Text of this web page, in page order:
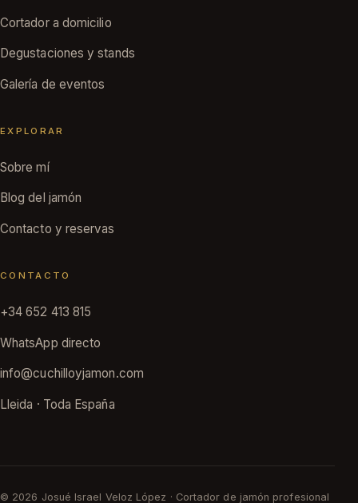
Cortador a domicilio
Degustaciones y stands
Galería de eventos
EXPLORAR
Sobre mí
Blog del jamón
Contacto y reservas
CONTACTO
+34 652 413 815
WhatsApp directo
info@cuchilloyjamon.com
Lleida · Toda España
© 2026 Josué Israel Veloz López · Cortador de jamón profesional